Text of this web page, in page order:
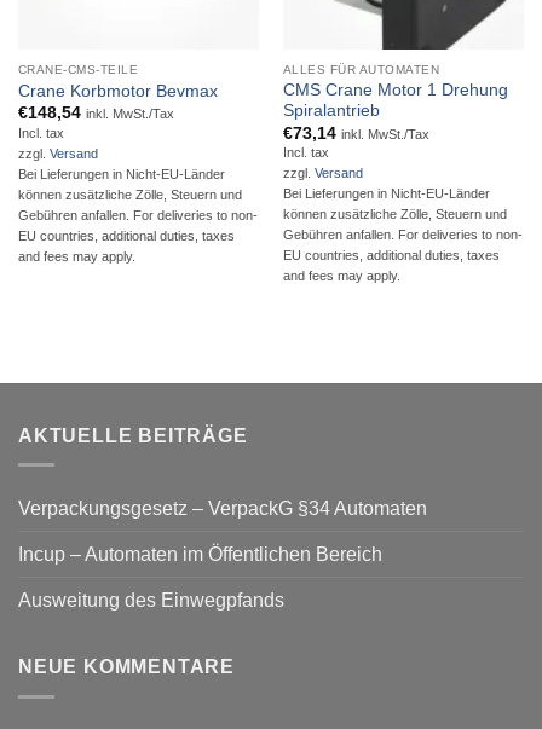
CRANE-CMS-TEILE
Crane Korbmotor Bevmax
€148,54 inkl. MwSt./Tax
Incl. tax
zzgl. Versand
Bei Lieferungen in Nicht-EU-Länder
können zusätzliche Zölle, Steuern und
Gebühren anfallen. For deliveries to non-
EU countries, additional duties, taxes
and fees may apply.
ALLES FÜR AUTOMATEN
CMS Crane Motor 1 Drehung
Spiralantrieb
€73,14 inkl. MwSt./Tax
Incl. tax
zzgl. Versand
Bei Lieferungen in Nicht-EU-Länder
können zusätzliche Zölle, Steuern und
Gebühren anfallen. For deliveries to non-
EU countries, additional duties, taxes
and fees may apply.
AKTUELLE BEITRÄGE
Verpackungsgesetz – VerpackG §34 Automaten
Incup – Automaten im Öffentlichen Bereich
Ausweitung des Einwegpfands
NEUE KOMMENTARE